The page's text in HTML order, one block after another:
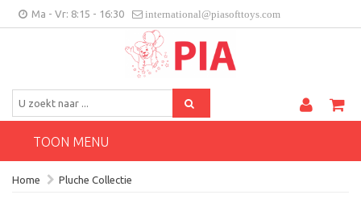
Ma - Vr: 8:15 - 16:30 international@piasofttoys.com
Klantenfeedback
BE/NL
TOON MENU
Home Pluche Collectie